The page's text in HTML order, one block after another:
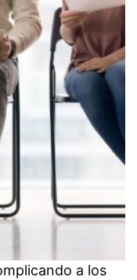
a los